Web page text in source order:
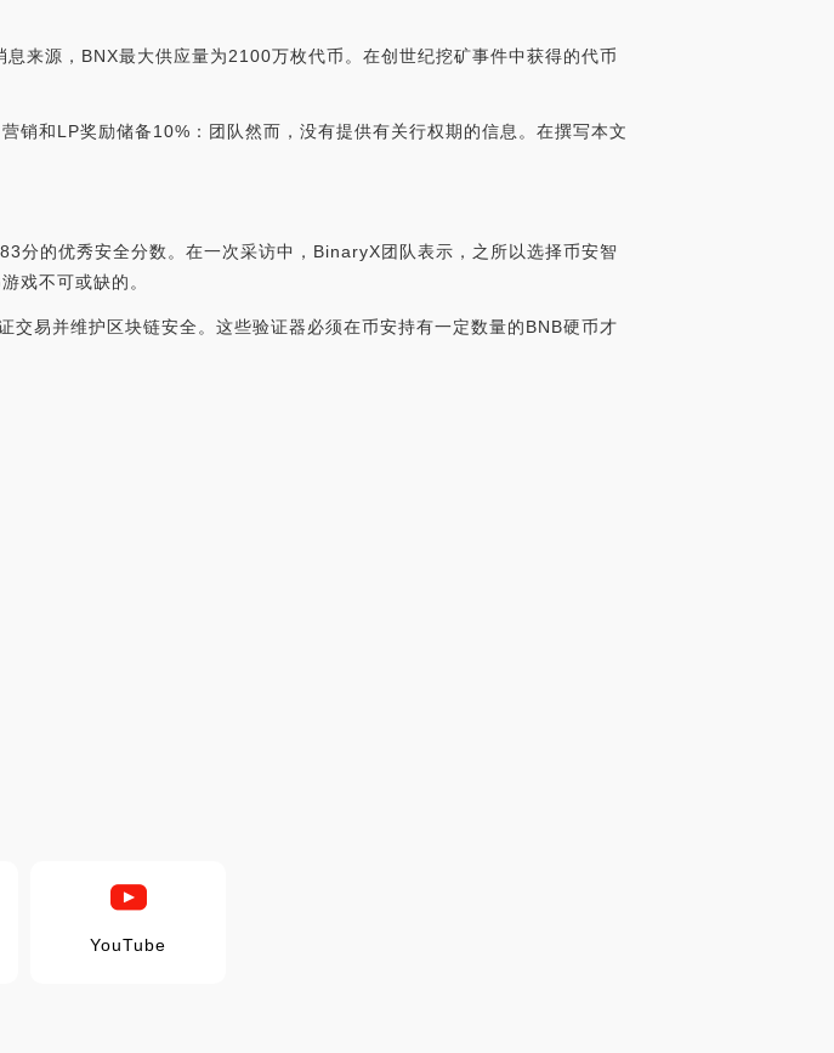
来源，BNX最大供应量为2100万枚代币。在创世纪挖矿事件中获得的代币
和LP奖励储备10%：团队然而，没有提供有关行权期的信息。在撰写本文
分的优秀安全分数。在一次采访中，BinaryX团队表示，之所以选择币安智
戏不可或缺的。
易并维护区块链安全。这些验证器必须在币安持有一定数量的BNB硬币才
YouTube